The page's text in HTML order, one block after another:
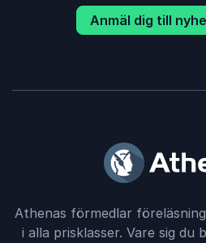
Anmäl dig till
Athenas förmedlar
i alla prisklasser. Vare sig du